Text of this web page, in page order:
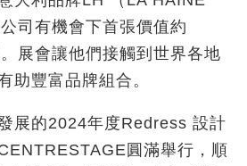
司有機會下首張價值約
展會讓他們接觸到世界各地
助豐富品牌組合。
展的2024年度Redress 設計
圓滿舉行，順